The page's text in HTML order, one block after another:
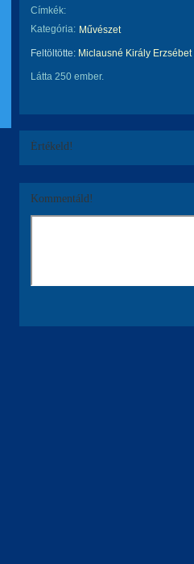
Címkék:
Kategória: Művészet
Feltöltötte: Miclausné Király Erzsébet|
Látta 250 ember.
Értékeld!
Kommentáld!